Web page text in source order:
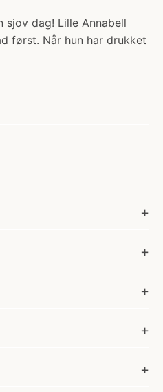
sjov dag! Lille Annabell
først. Når hun har drukket